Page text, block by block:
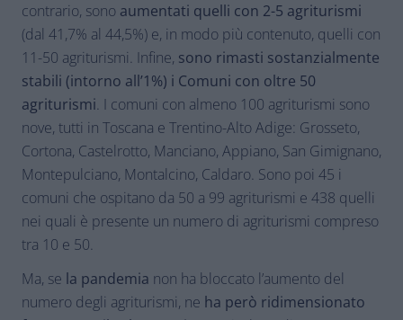
contrario, sono aumentati quelli con 2-5 agriturismi
(dal 41,7% al 44,5%) e, in modo più contenuto, quelli con
11-50 agriturismi. Infine, sono rimasti sostanzialmente
stabili (intorno all’1%) i Comuni con oltre 50
agriturismi. I comuni con almeno 100 agriturismi sono
nove, tutti in Toscana e Trentino-Alto Adige: Grosseto,
Cortona, Castelrotto, Manciano, Appiano, San Gimignano,
Montepulciano, Montalcino, Caldaro. Sono poi 45 i
comuni che ospitano da 50 a 99 agriturismi e 438 quelli
nei quali è presente un numero di agriturismi compreso
tra 10 e 50.
Ma, se la pandemia non ha bloccato l’aumento del
numero degli agriturismi, ne ha però ridimensionato